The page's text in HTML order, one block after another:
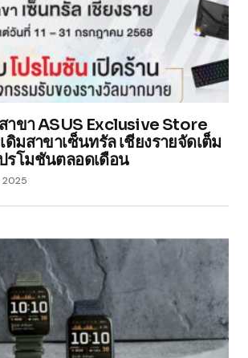
าขา ASUS Exclusive Store
ดิมสาขาเซ็นทรัล เชียงรายจัดเต็ม
รโมชันตลอดเดือน
2025